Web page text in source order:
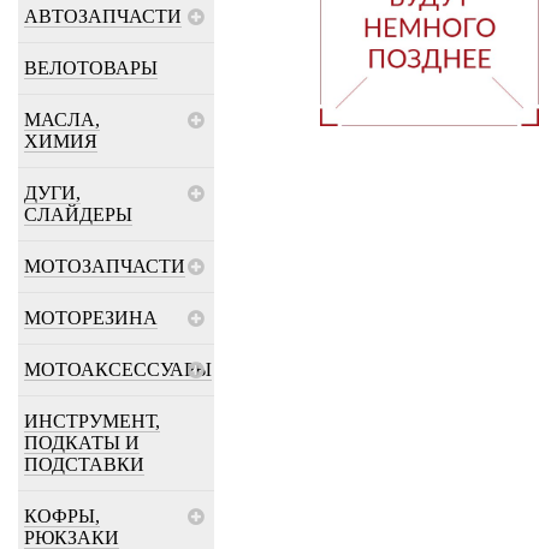
АВТОЗАПЧАСТИ
ВЕЛОТОВАРЫ
МАСЛА,
ХИМИЯ
ДУГИ,
СЛАЙДЕРЫ
МОТОЗАПЧАСТИ
МОТОРЕЗИНА
МОТОАКСЕССУАРЫ
ИНСТРУМЕНТ,
ПОДКАТЫ И
ПОДСТАВКИ
КОФРЫ,
РЮКЗАКИ